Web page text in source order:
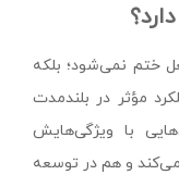
ختم نمی‌شود؛ بلکه
مؤثر در بلندمدت
با ویژگی‌هایش
و هم در توسعه